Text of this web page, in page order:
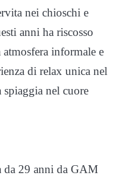
nei chioschi e
anni ha riscosso
atmosfera informale e
di relax unica nel
spiaggia nel cuore
da 29 anni da GAM